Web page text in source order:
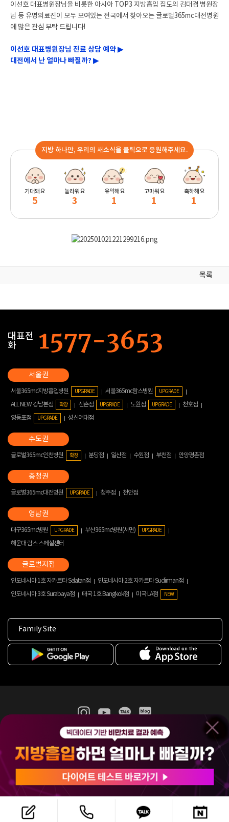
이선호 대표병원장님을 비롯한 아시아 TOP3 지방흡입 집도의 김대겸 병원장
님 등 유명의료진이 모두 모여있는 전국에서 찾아오는 글로벌365mc대전병원
에 많은 관심 부탁 드립니다!
이선호 대표병원장님 진료 상담 예약 ▶
대전에서 난 얼마나 빠질까? ▶
지방 하나만, 우리의 새소식을 클릭으로 응원해주세요.
기대돼요
5
놀라워요
3
유익해요
1
고마워요
1
축하해요
1
목록
대표전
화
서울365mc지방흡입병원 UPGRADE 서울365mc람스병원 UPGRADE
ALL NEW 강남본점 확장 신촌점 UPGRADE 노원점 UPGRADE
천호점
영등포점
UPGRADE 성신여대점
글로벌365mc인천병원 확장 분당점 일산점 수원점 부천점 안양평촌점
글로벌365mc대전병원 UPGRADE 청주점 천안점
대구365mc병원 UPGRADE 부산365mc병원(서면) UPGRADE
해운대 람스 스페셜센터
인도네시아 1호 자카르타 Selatan점
인도네시아 2호 자카르타 Sudirman점
인도네시아 3호 Surabaya점
태국 1호 Bangkok점 미국 LA점 NEW
Family Site
365mc 병·의원 이용약관
홈페이지 이용약관
비급여진료수가
(주)365mcㅣ서울특별시 서초구 서초대로52길 7, 3~4층(서초동, 제일빌딩)
120-87-04354ㅣ김남철
COPYRIGHT(C) 2025 365mc. ALL RIGHTS RESERVED.